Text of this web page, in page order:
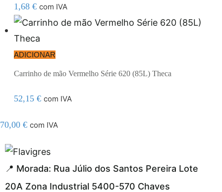
1,68 € com IVA
ADICIONAR
Carrinho de mão Vermelho Série 620 (85L) Theca
52,15 € com IVA
70,00 € com IVA
adresi
📍 Morada: Rua Júlio dos Santos Pereira Lote
20A Zona Industrial 5400-570 Chaves